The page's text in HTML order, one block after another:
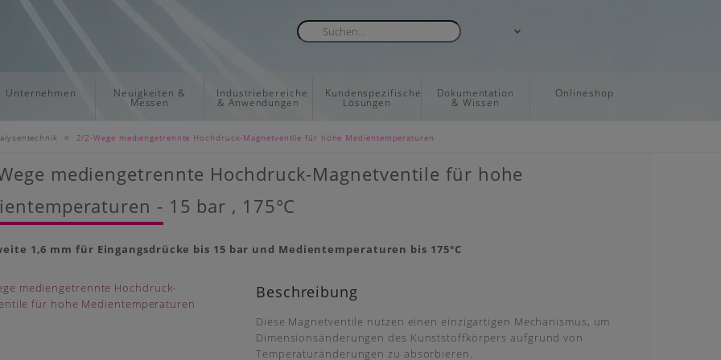
Unternehmen Neuigkeiten &
Messen
Industriebereiche
& Anwendungen
Kundenspezifische
Lösungen
Dokumentation
& Wissen
Onlineshop
» 2/2-Wege mediengetrennte Hochdruck-Magnetventile für hohe Medientemperaturen
mediengetrennte Hochdruck-Magnetventile für hohe
- 15 bar , 175°C
1,6 mm für Eingangsdrücke bis 15 bar und Medientemperaturen bis 175°C
Beschreibung
Diese Magnetventile nutzen einen einzigartigen Mechanismus, um
Dimensionsänderungen des Kunststoffkörpers aufgrund von
Temperaturänderungen zu absorbieren.